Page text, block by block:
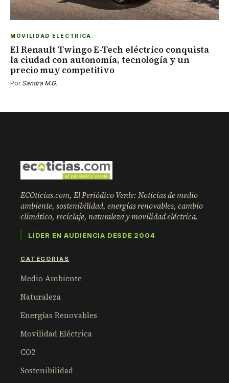
MOVILIDAD ELÉCTRICA
El Renault Twingo E-Tech eléctrico conquista
la ciudad con autonomía, tecnología y un
precio muy competitivo
Por Sandra M.G.
ECOticias.com, El Periódico Verde: Noticias de medio
ambiente, sostenibilidad, energías renovables, cambio
climático, reciclaje, naturaleza y movilidad eléctrica.
LÍDER EN AUDIENCIA DESDE 2004
CATEGORÍAS
Medio Ambiente
Naturaleza
Energías Renovables
Movilidad Eléctrica
CO2
Sostenibilidad